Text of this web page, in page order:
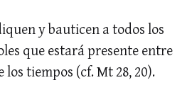
y bauticen a todos los
que estará presente entre
tiempos (cf. Mt 28, 20).